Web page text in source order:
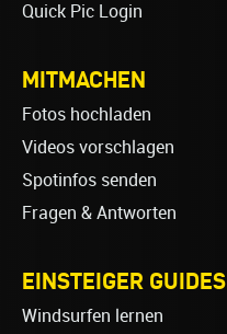
Quick Pic Login
MITMACHEN
Fotos hochladen
Videos vorschlagen
Spotinfos senden
Fragen & Antworten
EINSTEIGER GUIDES
Windsurfen lernen